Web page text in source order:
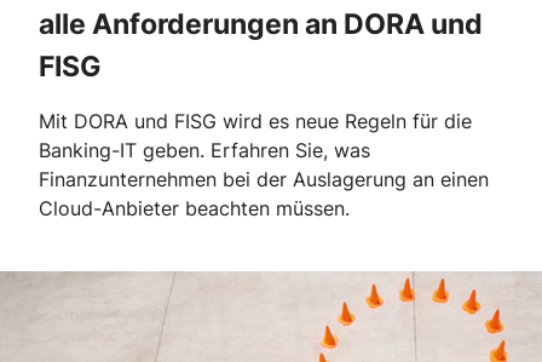
alle Anforderungen an DORA und
FISG
Mit DORA und FISG wird es neue Regeln für die
Banking-IT geben. Erfahren Sie, was
Finanzunternehmen bei der Auslagerung an einen
Cloud-Anbieter beachten müssen.